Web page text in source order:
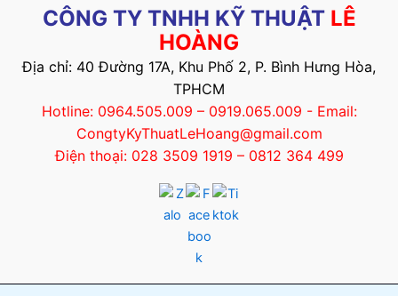
CÔNG TY TNHH KỸ THUẬT LÊ
HOÀNG
Địa chỉ: 40 Đường 17A, Khu Phố 2, P. Bình Hưng Hòa,
TPHCM
Hotline: 0964.505.009 – 0919.065.009 - Email:
CongtyKyThuatLeHoang@gmail.com
Điện thoại: 028 3509 1919 – 0812 364 499